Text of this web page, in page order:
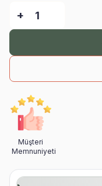
-
+
Müşteri
Memnuniyeti